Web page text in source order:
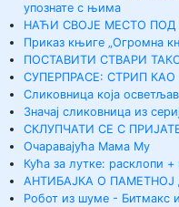
упознате с њима
НАЋИ СВОЈЕ МЕСТО
Приказ књиге „Огромна
ПОСТАВИТИ СТВАРИ
СУПЕРПРАСЕ: СТРИП
Сликовница која
Значај сликовница из
СКЛУПЧАТИ СЕ С
Очаравајућа Мама Му
Кућа за лутке: расклопи +
АНТИБАЈКА О
Робот из шуме - Битмакс